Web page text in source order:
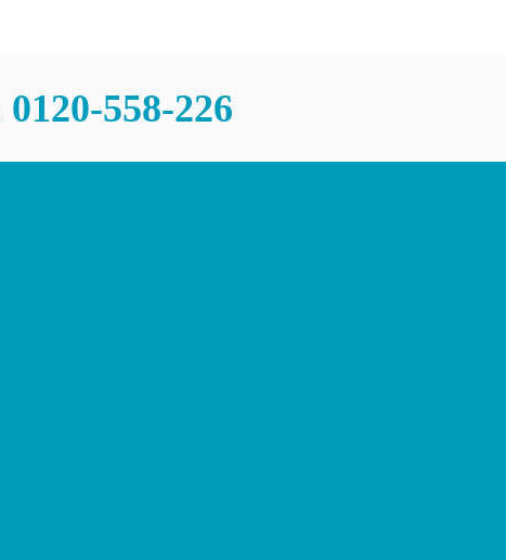
0120-558-226